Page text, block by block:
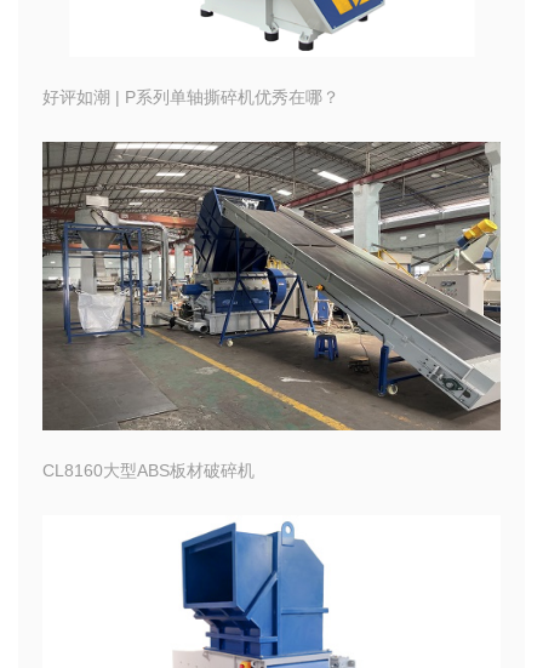
好评如潮 | P系列单轴撕碎机优秀在哪？
CL8160大型ABS板材破碎机